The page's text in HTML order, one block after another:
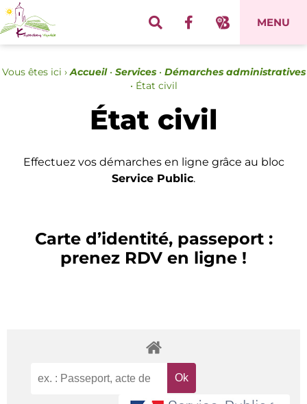
MENU
Vous êtes ici › Accueil• Services• Démarches administratives
• État civil
État civil
Effectuez vos démarches en ligne grâce au bloc
Service Public.
Carte d’identité, passeport :
prenez RDV en ligne !
Panneau de gestion des cookies